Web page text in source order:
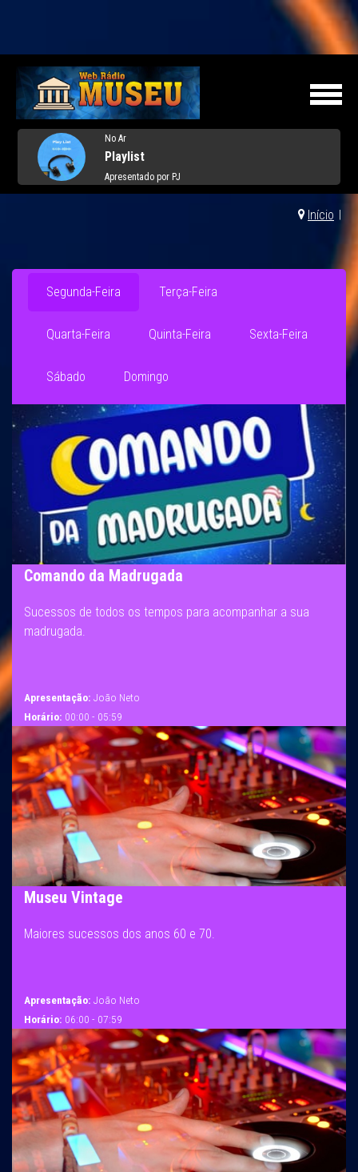
No Ar
Playlist
Apresentado por PJ
Início
Segunda-Feira Terça-Feira
Quarta-Feira Quinta-Feira Sexta-Feira
Sábado Domingo
Comando da Madrugada
Sucessos de todos os tempos para acompanhar a sua
madrugada.
Apresentação: João Neto
Horário: 00:00 - 05:59
Museu Vintage
Maiores sucessos dos anos 60 e 70.
Apresentação: João Neto
Horário: 06:00 - 07:59